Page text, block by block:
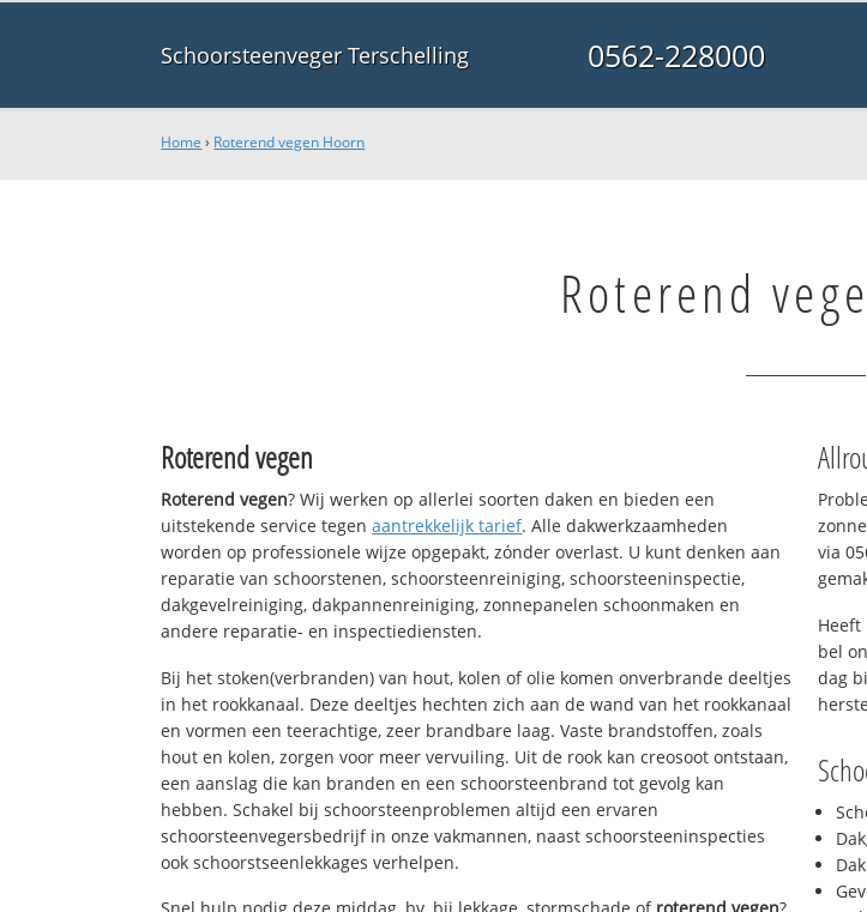
Schoorsteenveger Terschelling 0562-228000
Home › Roterend vegen Hoorn
Roterend
Roterend vegen
Roterend vegen? Wij werken op allerlei soorten daken en bieden een
uitstekende service tegenaantrekkelijk tarief. Alle dakwerkzaamheden
worden op professionele wijze opgepakt, zónder overlast. U kunt denken aan
reparatie van schoorstenen, schoorsteenreiniging, schoorsteeninspectie,
dakgevelreiniging, dakpannenreiniging, zonnepanelen schoonmaken en
andere reparatie- en inspectiediensten.
Bij het stoken(verbranden) van hout, kolen of olie komen onverbrande deeltjes
in het rookkanaal. Deze deeltjes hechten zich aan de wand van het rookkanaal
en vormen een teerachtige, zeer brandbare laag. Vaste brandstoffen, zoals
hout en kolen, zorgen voor meer vervuiling. Uit de rook kan creosoot ontstaan,
een aanslag die kan branden en een schoorsteenbrand tot gevolg kan
hebben. Schakel bij schoorsteenproblemen altijd een ervaren
schoorsteenvegersbedrijf in onze vakmannen, naast schoorsteeninspecties
ook schoorstseenlekkages verhelpen.
via
Heeft
bel
dag